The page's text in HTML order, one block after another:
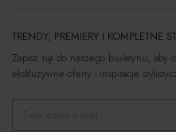
TRENDY, PREMIERY I KOMPLETNE
Zapisz się do naszego biuletynu, aby
ekskluzywne oferty i inspiracje